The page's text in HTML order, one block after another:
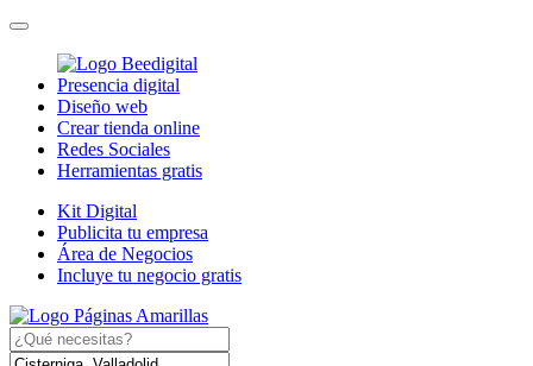
Presencia digital
Diseño web
Crear tienda online
Redes Sociales
Herramientas gratis
Kit Digital
Publicita tu empresa
Área de Negocios
Incluye tu negocio gratis